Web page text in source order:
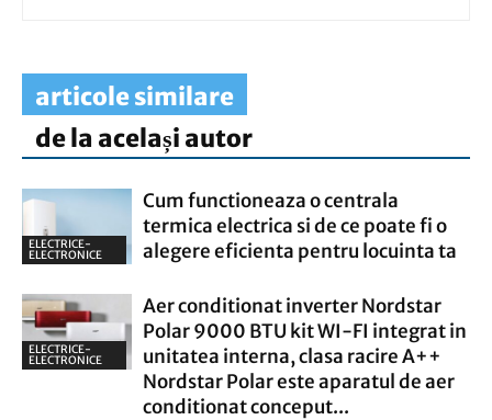
articole similare
de la același autor
ELECTRICE-
ELECTRONICE
Cum functioneaza o centrala
termica electrica si de ce poate fi o
alegere eficienta pentru locuinta ta
ELECTRICE-
ELECTRONICE
Aer conditionat inverter Nordstar
Polar 9000 BTU kit WI-FI integrat in
unitatea interna, clasa racire A++
Nordstar Polar este aparatul de aer
conditionat conceput...